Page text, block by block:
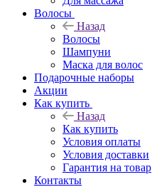
Волосы
Назад
Волосы
Шампуни
Маска для волос
Подарочные наборы
Акции
Как купить
Назад
Как купить
Условия оплаты
Условия доставки
Гарантия на товар
Контакты